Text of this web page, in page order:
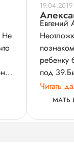
Не
19.04.2019
Евгений
ребенку
под
два
Читать
МАТЬ